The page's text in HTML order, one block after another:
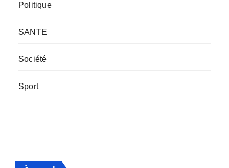
Politique
SANTE
Société
Sport